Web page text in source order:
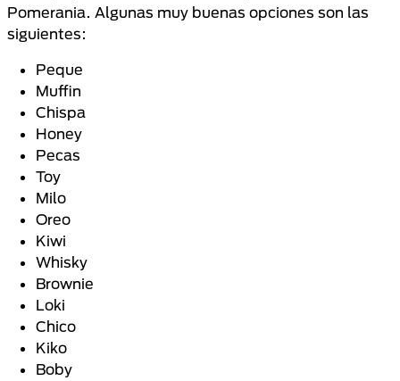
Pomerania. Algunas muy buenas opciones son las
siguientes:
Peque
Muffin
Chispa
Honey
Pecas
Toy
Milo
Oreo
Kiwi
Whisky
Brownie
Loki
Chico
Kiko
Boby